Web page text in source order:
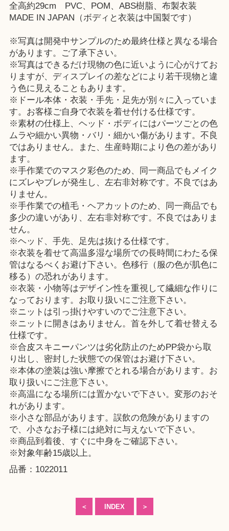
全高約29cm PVC、POM、ABS樹脂、布製衣装
MADE IN JAPAN（ボディと衣装は中国製です）
※写真は開発中サンプルのため最終仕様と異なる場合
があります。ご了承下さい。
※写真はできるだけ現物の色に近いように心がけてお
りますが、ディスプレイの差などにより若干現物と違
う色に見えることもあります。
※ドール本体・衣装・手先・足先が別々に入っていま
す。お客様ご自身で衣装を着せ付ける仕様です。
※素材の仕様上、ヘッド・ボディにはパーツごとの色
ムラや細かい異物・バリ・細かい傷があります。不良
ではありません。また、生産時期により色の差があり
ます。
※手作業でのマスク彩色のため、同一商品でもメイク
にズレやブレが発生し、左右非対称です。不良ではあ
りません。
※手作業での植毛・ヘアカットのため、同一商品でも
多少の違いがあり、左右非対称です。不良ではありま
せん。
※ヘッド、手先、足先は抜ける仕様です。
※衣装を着せて高温多湿な場所での長時間にわたる保
管はなるべくお避け下さい。色移行（服の色が肌色に
移る）の恐れがあります。
※衣装・小物等はデザイン性を重視して繊細な作りに
なっております。お取り扱いにご注意下さい。
※ニットは引っ掛けやすいのでご注意下さい。
※ニットに開きはありません。首を外して着せ替える
仕様です。
※合皮スキニーパンツは劣化防止のためPP袋から取
り出し、密封した状態での保管はお避け下さい。
※本体の塗装は強い摩擦でとれる場合があります。お
取り扱いにご注意下さい。
※高温になる場所には置かないで下さい。変形のおそ
れがあります。
※小さな部品があります。誤飲の危険がありますの
で、小さなお子様には絶対に与えないで下さい。
※商品到着後、すぐに中身をご確認下さい。
※対象年齢15歳以上。
品番：1022011
＜ INDEX ＞